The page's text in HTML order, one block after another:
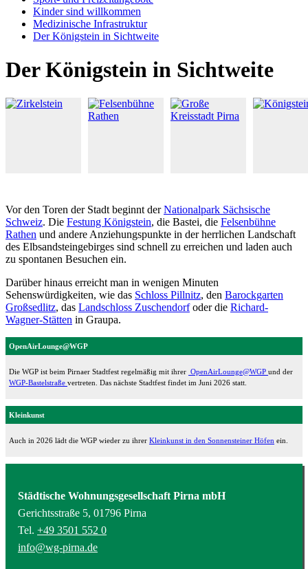
Kinder sind willkommen
Medizinische Infrastruktur
Der Königstein in Sichtweite
Der Königstein in Sichtweite
Vor den Toren der Stadt beginnt derNationalpark Sächsische
Schweiz. Die Festung Königstein, die Bastei, die Felsenbühne
Rathen und andere Anziehungspunkte in der herrlichen Landschaft
des Elbsandsteingebirges sind schnell zu erreichen und laden auch
zu spontanen Besuchen ein.
Darüber hinaus erreicht man in wenigen Minuten
Sehenswürdigkeiten, wie das Schloss Pillnitz, den Barockgarten
Großsedlitz, das Landschloss Zuschendorfoder die Richard-
Wagner-Stätten in Graupa.
OpenAirLounge@WGP
Die WGP ist beim Pirnaer Stadtfest regelmäßig mit ihrer OpenAirLounge@WGP und der
WGP-Bastelstraße vertreten. Das nächste Stadtfest findet im Juni 2026 statt.
Kleinkunst
Auch in 2026 lädt die WGP wieder zu ihrer Kleinkunst in den Sonnensteiner Höfen ein.
Städtische Wohnungsgesellschaft Pirna mbH
Gerichtsstraße 5, 01796 Pirna
Tel. +49 3501 552 0
info@wg-pirna.de